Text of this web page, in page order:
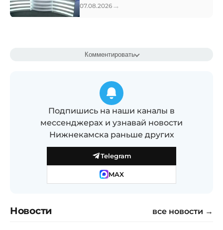
07.08.2026 →
Комментировать
Подпишись на наши каналы в
мессенджерах и узнавай новости
Нижнекамска раньше других
Telegram
MAX
Новости все новости →